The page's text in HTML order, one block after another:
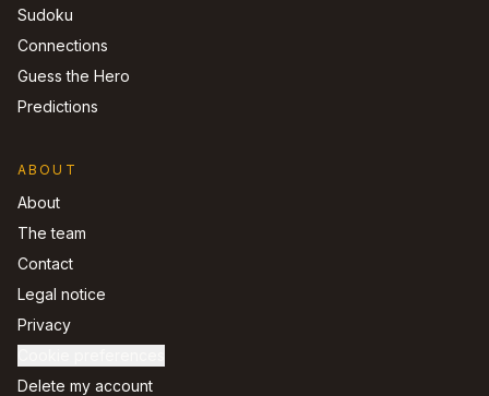
Sudoku
Connections
Guess the Hero
Predictions
ABOUT
About
The team
Contact
Legal notice
Privacy
Delete my account